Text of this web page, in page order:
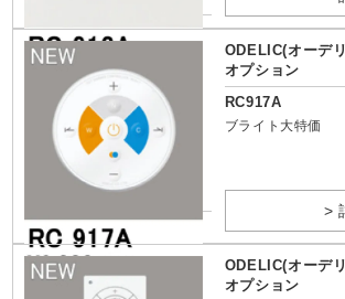
ODELIC(オーデ
オプション
RC917A
ブライト大特価
>
ODELIC(オーデ
オプション